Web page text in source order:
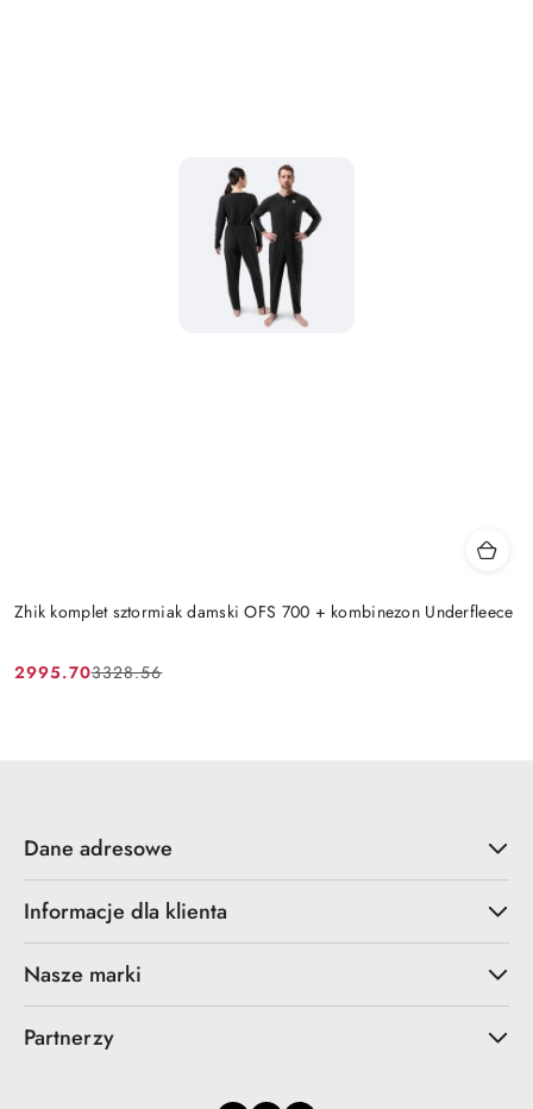
Zhik komplet sztormiak damski OFS 700 + kombinezon Underfleece
Cena
2995.70
Cena
3328.56
Dane adresowe
Informacje dla klienta
Nasze marki
Partnerzy